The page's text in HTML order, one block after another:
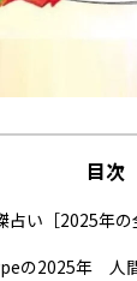
目次
い［2025年の
の2025年 人